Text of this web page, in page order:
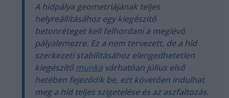
A hídpálya geometriájának teljes
helyreállításához egy kiegészítő
betonréteget kell felhordani a meglévő
pályalemezre. Ez a nem tervezett, de a híd
szerkezeti stabilitásához elengedhetetlen
kiegészítőmunkavárhatóan július első
hetében fejeződik be, ezt követően indulhat
meg a híd teljes szigetelése és az aszfaltozás.